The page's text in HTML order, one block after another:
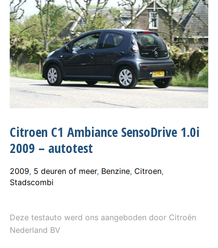
Citroen C1 Ambiance SensoDrive 1.0i
2009 – autotest
2009, 5 deuren of meer, Benzine, Citroen,
Stadscombi
Deze testauto werd ons aangeboden door Citroën
Nederland BV